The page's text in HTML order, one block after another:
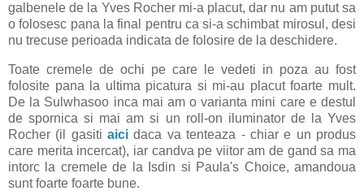
galbenele de la Yves Rocher mi-a placut, dar nu am putut sa
o folosesc pana la final pentru ca si-a schimbat mirosul, desi
nu trecuse perioada indicata de folosire de la deschidere.
Toate cremele de ochi pe care le vedeti in poza au fost
folosite pana la ultima picatura si mi-au placut foarte mult.
De la Sulwhasoo inca mai am o varianta mini care e destul
de spornica si mai am si un roll-on iluminator de la Yves
Rocher (il gasitiaici daca va tenteaza - chiar e un produs
care merita incercat), iar candva pe viitor am de gand sa ma
intorc la cremele de la Isdin si Paula's Choice, amandoua
sunt foarte foarte bune.